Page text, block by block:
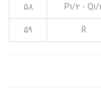
P1/2 - Q1/
58
R
59